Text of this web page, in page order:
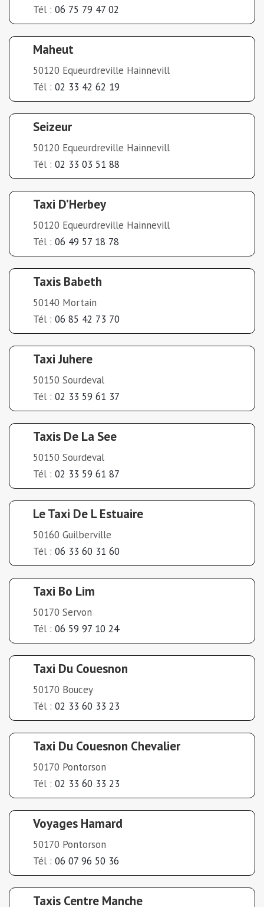
Tél : 06 75 79 47 02
Maheut
50120 Equeurdreville Hainnevill
Tél : 02 33 42 62 19
Seizeur
50120 Equeurdreville Hainnevill
Tél : 02 33 03 51 88
Taxi D’Herbey
50120 Equeurdreville Hainnevill
Tél : 06 49 57 18 78
Taxis Babeth
50140 Mortain
Tél : 06 85 42 73 70
Taxi Juhere
50150 Sourdeval
Tél : 02 33 59 61 37
Taxis De La See
50150 Sourdeval
Tél : 02 33 59 61 87
Le Taxi De L Estuaire
50160 Guilberville
Tél : 06 33 60 31 60
Taxi Bo Lim
50170 Servon
Tél : 06 59 97 10 24
Taxi Du Couesnon
50170 Boucey
Tél : 02 33 60 33 23
Taxi Du Couesnon Chevalier
50170 Pontorson
Tél : 02 33 60 33 23
Voyages Hamard
50170 Pontorson
Tél : 06 07 96 50 36
Taxis Centre Manche